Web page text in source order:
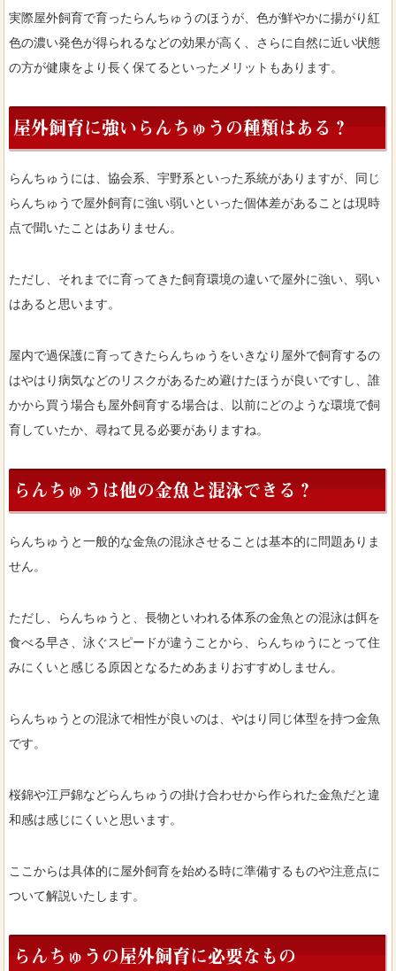
実際屋外飼育で育ったらんちゅうのほうが、色が鮮やかに揚がり紅
色の濃い発色が得られるなどの効果が高く、さらに自然に近い状態
の方が健康をより長く保てるといったメリットもあります。
屋外飼育に強いらんちゅうの種類はある？
らんちゅうには、協会系、宇野系といった系統がありますが、同じ
らんちゅうで屋外飼育に強い弱いといった個体差があることは現時
点で聞いたことはありません。
ただし、それまでに育ってきた飼育環境の違いで屋外に強い、弱い
はあると思います。
屋内で過保護に育ってきたらんちゅうをいきなり屋外で飼育するの
はやはり病気などのリスクがあるため避けたほうが良いですし、誰
かから買う場合も屋外飼育する場合は、以前にどのような環境で飼
育していたか、尋ねて見る必要がありますね。
らんちゅうは他の金魚と混泳できる？
らんちゅうと一般的な金魚の混泳させることは基本的に問題ありま
せん。
ただし、らんちゅうと、長物といわれる体系の金魚との混泳は餌を
食べる早さ、泳ぐスピードが違うことから、らんちゅうにとって住
みにくいと感じる原因となるためあまりおすすめしません。
らんちゅうとの混泳で相性が良いのは、やはり同じ体型を持つ金魚
です。
桜錦や江戸錦などらんちゅうの掛け合わせから作られた金魚だと違
和感は感じにくいと思います。
ここからは具体的に屋外飼育を始める時に準備するものや注意点に
ついて解説いたします。
らんちゅうの屋外飼育に必要なもの